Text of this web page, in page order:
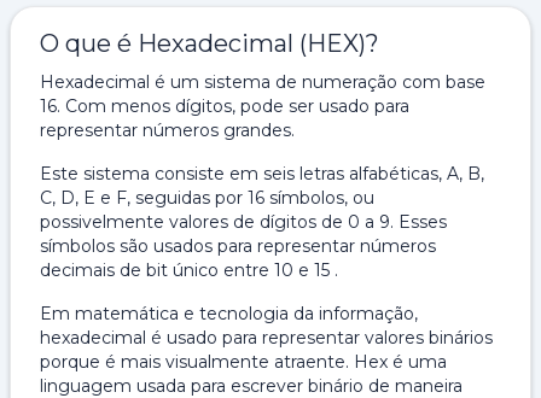
O que é Hexadecimal (HEX)?
Hexadecimal é um sistema de numeração com base
16. Com menos dígitos, pode ser usado para
representar números grandes.
Este sistema consiste em seis letras alfabéticas, A, B,
C, D, E e F, seguidas por 16 símbolos, ou
possivelmente valores de dígitos de 0 a 9. Esses
símbolos são usados ​​para representar números
decimais de bit único entre 10 e 15 .
Em matemática e tecnologia da informação,
hexadecimal é usado para representar valores binários
porque é mais visualmente atraente. Hex é uma
linguagem usada para escrever binário de maneira